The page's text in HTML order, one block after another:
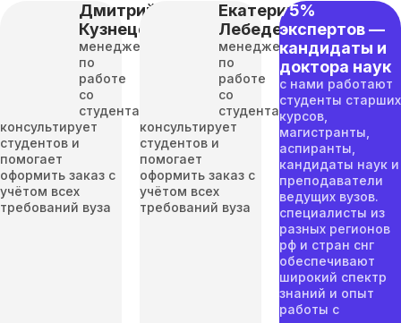
Дмитрий
Кузнецов
менеджер
по
работе
со
студентами
консультирует
студентов и
помогает
оформить заказ с
учётом всех
требований вуза
Екатерина
Лебедева
менеджер
по
работе
со
студентами
консультирует
студентов и
помогает
оформить заказ с
учётом всех
требований вуза
75%
экспертов —
кандидаты и
доктора наук
с нами работают
студенты старших
курсов,
магистранты,
аспиранты,
кандидаты наук и
преподаватели
ведущих вузов.
специалисты из
разных регионов
рф и стран снг
обеспечивают
широкий спектр
знаний и опыт
работы с